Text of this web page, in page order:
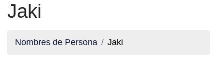
Jaki
Nombres de Persona Jaki